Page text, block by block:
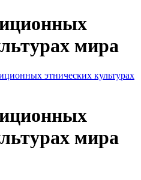
мира
этнических культурах
мира